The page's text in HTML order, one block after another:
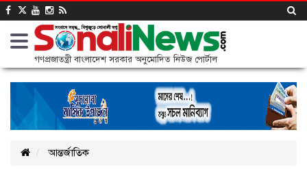
গণপ্রজাতন্ত্রী বাংলাদেশ সরকার অনুমোদিত নিউজ পোর্টাল
আন্তর্জাতিক